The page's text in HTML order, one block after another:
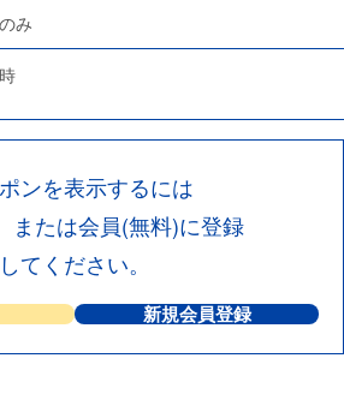
み
ンを表示するには
または会員(無料)に登録
してください。
新規会員登録